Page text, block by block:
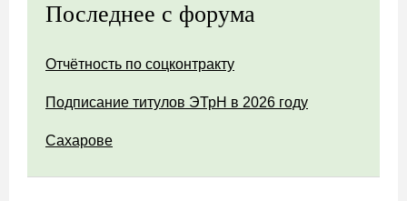
Последнее с форума
Отчётность по соцконтракту
Подписание титулов ЭТрН в 2026 году
Сахарове